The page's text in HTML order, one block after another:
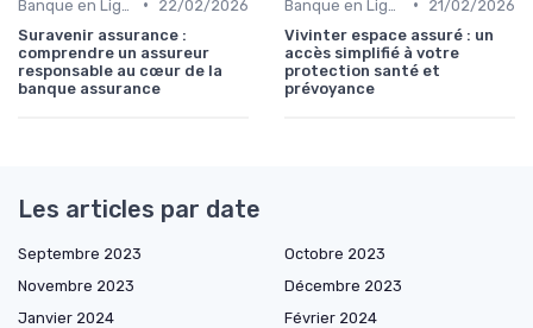
22/02/2026
Suravenir assurance :
comprendre un assureur
responsable au cœur de la
banque assurance
21/02/2026
Vivinter espace assuré : un
accès simplifié à votre
protection santé et
prévoyance
Les articles par date
Septembre 2023
Octobre 2023
Novembre 2023
Décembre 2023
Janvier 2024
Février 2024